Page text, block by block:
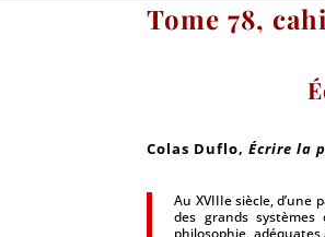
Tome 78,
Colas Duflo, Écrire la
Au XVIIIe siècle,
des grands
philosophie,